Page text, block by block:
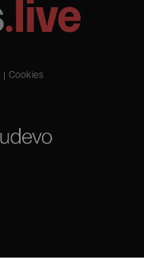
Cookies